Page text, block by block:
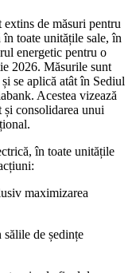
de măsuri pentru
toate unitățile sale, în
energetic pentru o
2026. Măsurile sunt
se aplică atât în Sediul
Acestea vizează
și consolidarea unui
în toate unitățile
maximizarea
de ședințe